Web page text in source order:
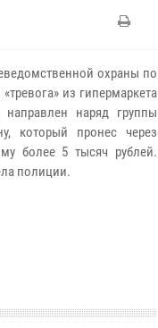
охраны по
из гипермаркета
наряд группы
который пронес через
более 5 тысяч рублей.
полиции.